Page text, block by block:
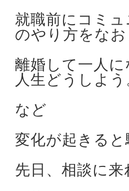
就職前にコミ
のやり方をなお
離婚して一人
人生どうしよう
など
変化が起きる
先日、相談に